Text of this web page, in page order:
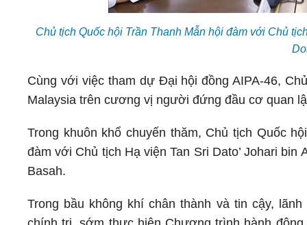
Chủ tịch Quốc hội Trần Thanh Mẫn hội đàm với Chủ
Cùng với việc tham dự Đại hội đồng AIPA-46,
Malaysia trên cương vị người đứng đầu cơ quan
Trong khuôn khổ chuyến thăm, Chủ tịch Quốc
đàm với Chủ tịch Hạ viện Tan Sri Dato’ Johari bin
Basah.
Trong bầu không khí chân thành và tin cậy,